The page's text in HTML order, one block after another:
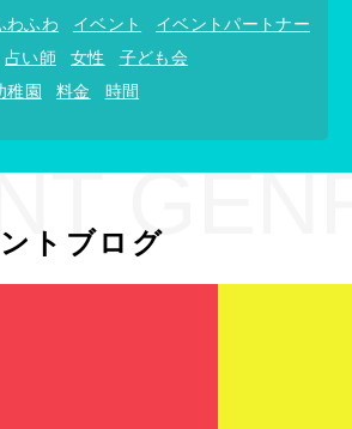
わふわ イベント
イベントパートナー
占い師 女性
子ども会
稚園 料金 時間
トブログ